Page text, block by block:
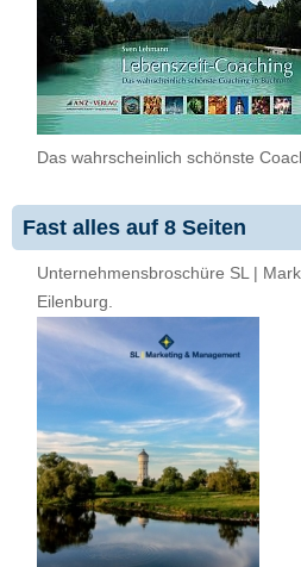
Das wahrscheinlich schönste
Fast alles auf 8 Seiten
Unternehmensbroschüre SL |
Eilenburg.